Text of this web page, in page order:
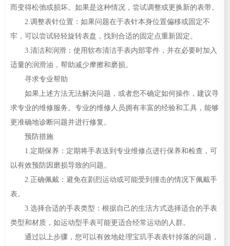
而变得松弛或损坏。如果是这种情况，尝试调整或更换新的表带。
2.调整表针位置：如果问题在于表针本身位置偏移或固定不
牢，可以尝试轻轻旋转表盘，找到合适的固定点重新固定。
3.清洁和润滑：使用软布清洁手表内部零件，并在必要时加入
适量的润滑油，帮助减少摩擦和磨损。
寻求专业帮助
如果上述方法无法解决问题，或者您不确定如何操作，建议寻
求专业的维修服务。专业的维修人员拥有丰富的经验和工具，能够
更准确地诊断问题并进行修复。
预防措施
1.定期保养：定期将手表送到专业维修点进行保养和检查，可
以有效预防因磨损导致的问题。
2.正确佩戴：避免在剧烈运动或可能受到撞击的情况下佩戴手
表。
3.选择合适的手表类型：根据自己的生活方式选择适合的手表
类型和材质，如运动型手表可能更适合经常运动的人群。
通过以上步骤，您可以有效地处理宝玑手表表针掉落的问题，